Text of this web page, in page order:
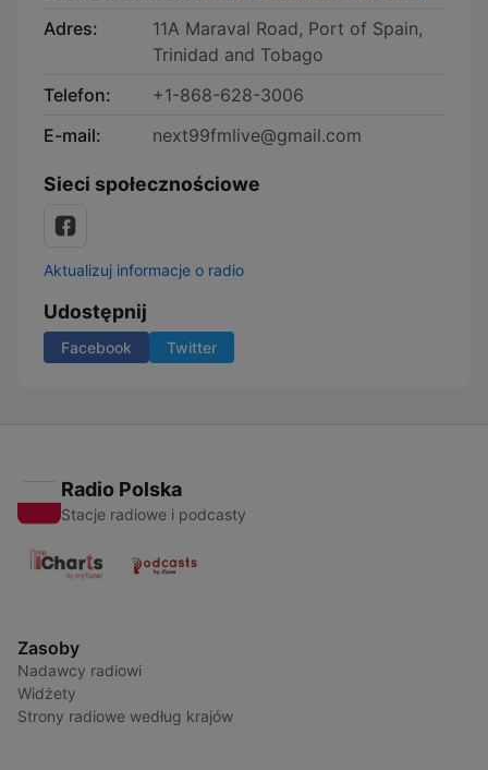
Adres:
11A Maraval Road, Port of Spain,
Trinidad and Tobago
Telefon:
+1-868-628-3006
E-mail:
next99fmlive@gmail.com
Sieci społecznościowe
Aktualizuj informacje o radio
Udostępnij
Facebook Twitter
Radio Polska
Stacje radiowe i podcasty
Zasoby
Nadawcy radiowi
Widżety
Strony radiowe według krajów